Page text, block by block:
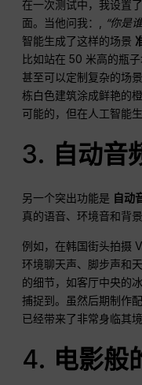
在一次测试中，我设置
面。当他问我：,
“你是
智能生成了这样的场景
比如站在 50 米高的瓶
甚至可以定制复杂的场
栋白色建筑涂成鲜艳的
可能的，但在人工智能
3. 自动音
另一个突出功能是 自动
真的语音、环境音和背
例如，在韩国街头拍摄
环境聊天声、脚步声和
的细节，如客厅中央的
捕捉到。虽然后期制作
已经带来了非常身临其
4. 电影般